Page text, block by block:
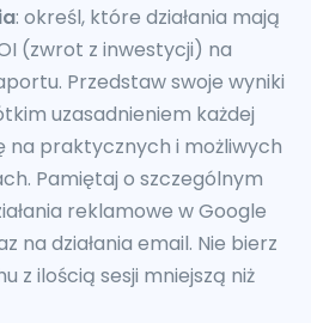
: określ, które działania mają
(zwrot z inwestycji) na
Przedstaw swoje wyniki
uzasadnieniem każdej
na praktycznych i możliwych
Pamiętaj o szczególnym
reklamowe w Google
na działania email. Nie bierz
z ilością sesji mniejszą niż